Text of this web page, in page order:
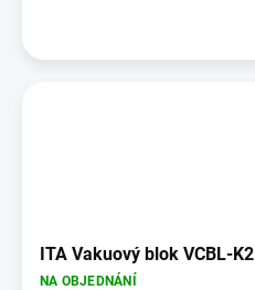
ITA Vakuový blok VCBL-K2
NA OBJEDNÁNÍ